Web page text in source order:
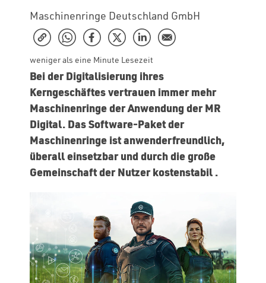
Maschinenringe Deutschland GmbH
weniger als eine Minute Lesezeit
Bei der Digitalisierung ihres
Kerngeschäftes vertrauen immer mehr
Maschinenringe der Anwendung der MR
Digital. Das Software-Paket der
Maschinenringe ist anwenderfreundlich,
überall einsetzbar und durch die große
Gemeinschaft der Nutzer kostenstabil .